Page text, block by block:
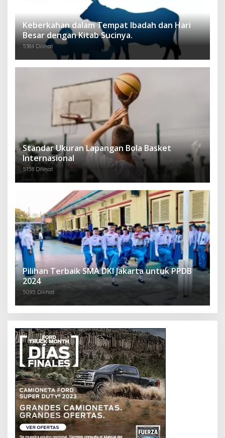
Keberkahan dalam Tempat Ibadah dan Hari
Besar dengan Kitab Sucinya.
5384 Dilihat
Standar Ukuran Lapangan Bola Basket
Internasional
5158 Dilihat
Pilihan Terbaik SMA DKI Jakarta untuk PPDB
2024
5095 Dilihat